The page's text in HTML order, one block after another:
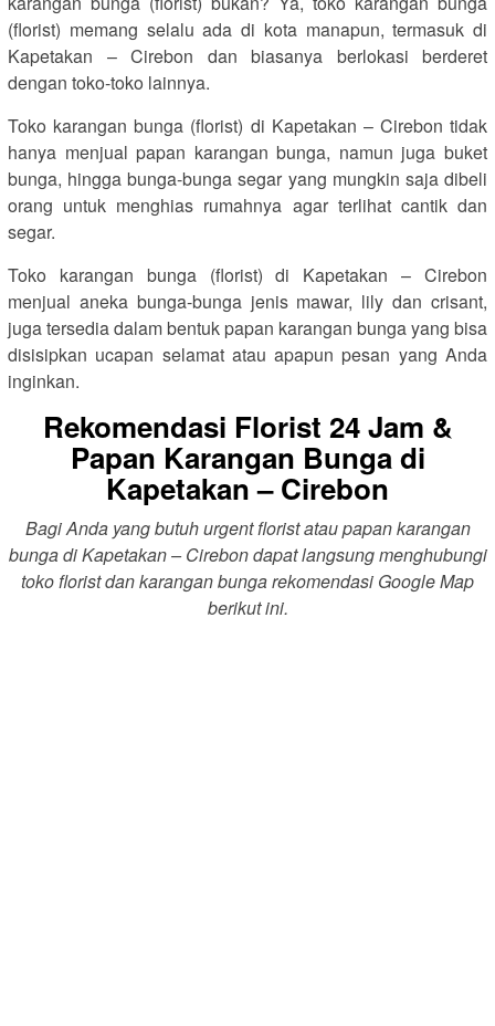
(florist) memang selalu ada di kota manapun, termasuk di
Kapetakan – Cirebon dan biasanya berlokasi berderet
dengan toko-toko lainnya.
Toko karangan bunga (florist) di Kapetakan – Cirebon tidak
hanya menjual papan karangan bunga, namun juga buket
bunga, hingga bunga-bunga segar yang mungkin saja dibeli
orang untuk menghias rumahnya agar terlihat cantik dan
segar.
Toko karangan bunga (florist) di Kapetakan – Cirebon
menjual aneka bunga-bunga jenis mawar, lily dan crisant,
juga tersedia dalam bentuk papan karangan bunga yang bisa
disisipkan ucapan selamat atau apapun pesan yang Anda
inginkan.
Rekomendasi Florist 24 Jam &
Papan Karangan Bunga di
Kapetakan – Cirebon
Bagi Anda yang butuh urgent florist atau papan karangan
bunga di Kapetakan – Cirebon dapat langsung menghubungi
toko florist dan karangan bunga rekomendasi Google Map
berikut ini.